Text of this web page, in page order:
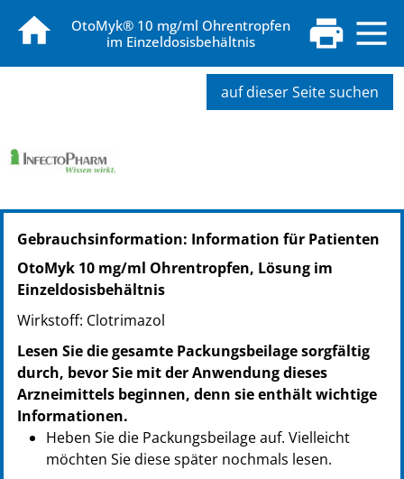
OtoMyk® 10 mg/ml Ohrentropfen
im Einzeldosisbehältnis
auf dieser Seite suchen
PZN: 19850020
PPN: 111985002076
GTIN: 04260020522036
NTIN: 04150198500205
PPN: 111985003766
GTIN: 04260020522043
NTIN: 04150198500373
Gebrauchsinformation: Information für Patienten
OtoMyk 10 mg/ml Ohrentropfen, Lösung im
Einzeldosisbehältnis
Wirkstoff: Clotrimazol
Lesen Sie die gesamte Packungsbeilage sorgfältig
durch, bevor Sie mit der Anwendung dieses
Arzneimittels beginnen, denn sie enthält wichtige
Informationen.
Heben Sie die Packungsbeilage auf. Vielleicht
möchten Sie diese später nochmals lesen.